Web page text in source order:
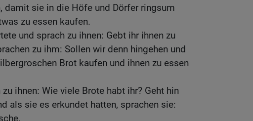
damit sie in die Höfe und Dörfer ringsum
zu essen kaufen.
und sprach zu ihnen: Gebt ihr ihnen zu
zu ihm: Sollen wir denn hingehen und
Brot kaufen und ihnen zu essen
ihnen: Wie viele Brote habt ihr? Geht hin
als sie es erkundet hatten, sprachen sie: